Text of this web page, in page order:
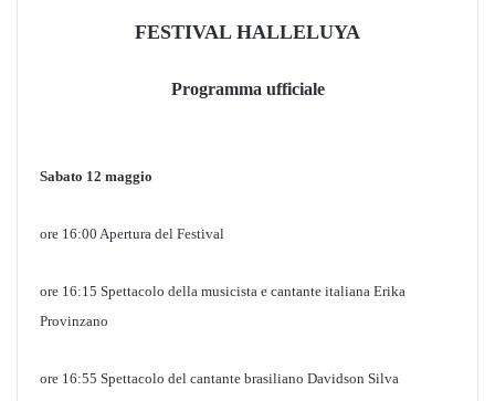
FESTIVAL HALLELUYA
Programma ufficiale
Sabato 12 maggio
ore 16:00 Apertura del Festival
ore 16:15 Spettacolo della musicista e cantante italiana Erika
Provinzano
ore 16:55 Spettacolo del cantante brasiliano Davidson Silva